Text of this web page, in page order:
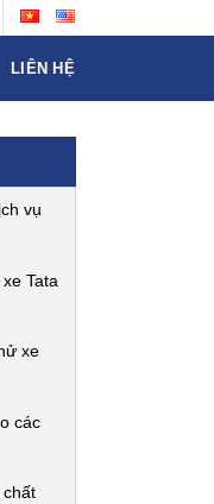
LIÊN HỆ
vụ
Tata
xe
các